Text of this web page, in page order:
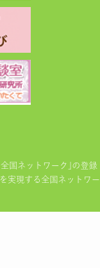
国ネットワーク｣の登録
実現する全国ネットワー